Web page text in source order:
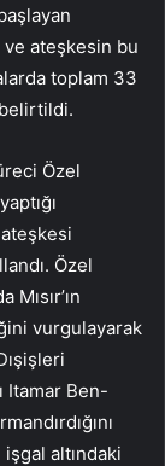
ve ateşkesin bu
toplam 33
Özel
Özel
vurgulayarak
Itamar Ben-
altındaki